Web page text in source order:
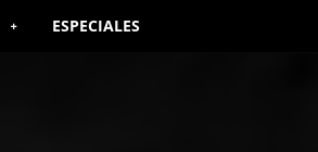
ESPECIALES